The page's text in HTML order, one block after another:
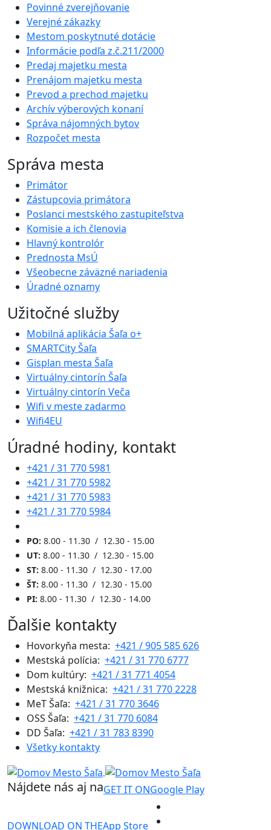
Povinné zverejňovanie
Verejné zákazky
Mestom poskytnuté dotácie
Informácie podľa z.č.211/2000
Predaj majetku mesta
Prenájom majetku mesta
Prevod a prechod majetku
Archív výberových konaní
Správa nájomných bytov
Rozpočet mesta
Správa mesta
Primátor
Zástupcovia primátora
Poslanci mestského zastupiteľstva
Komisie a ich členovia
Hlavný kontrolór
Prednosta MsÚ
Všeobecne záväzné nariadenia
Úradné oznamy
Užitočné služby
Mobilná aplikácia Šaľa o+
SMARTCity Šaľa
Gisplan mesta Šaľa
Virtuálny cintorín Šaľa
Virtuálny cintorín Veča
Wifi v meste zadarmo
Wifi4EU
Úradné hodiny, kontakt
+421 / 31 770 5981
+421 / 31 770 5982
+421 / 31 770 5983
+421 / 31 770 5984
PO: 8.00 - 11.30 / 12.30 - 15.00
UT: 8.00 - 11.30 / 12.30 - 15.00
ST: 8.00 - 11.30 / 12.30 - 17.00
ŠT: 8.00 - 11.30 / 12.30 - 15.00
PI: 8.00 - 11.30 / 12.30 - 14.00
Ďalšie kontakty
Hovorkyňa mesta: +421 / 905 585 626
Mestská polícia: +421 / 31 770 6777
Dom kultúry: +421 / 31 771 4054
Mestská knižnica: +421 / 31 770 2228
MeT Šaľa: +421 / 31 770 3646
OSS Šaľa: +421 / 31 770 6084
DD Šaľa: +421 / 31 783 8390
Všetky kontakty
Nájdete nás aj naGET IT ONGoogle Play
DOWNLOAD ON THEApp Store